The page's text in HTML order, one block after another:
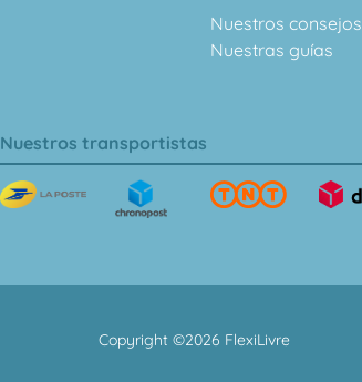
Nuestros consejos
Nuestras guías
Nuestros transportistas
Copyright ©2026 FlexiLivre